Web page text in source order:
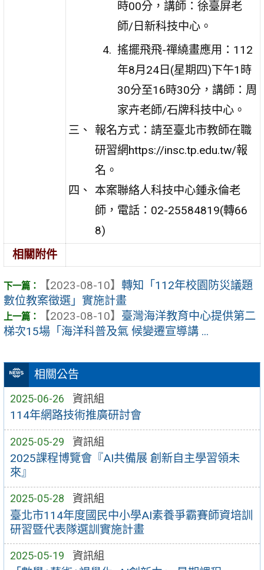
相關公告
2025-06-26 資訊組
114年網路技術推廣研討會
2025-05-29 資訊組
2025課程博覽會『AI共備展 創新自主學習領未
來』
2025-05-28 資訊組
臺北市114年度國民中小學AI素養爭霸賽師資培訓
研習暨代表隊選訓實施計畫
2025-05-19 資訊組
時00分，講師：徐臺屏老
師/日新科技中心。
搖擺飛飛-禪繞畫應用：112
年8月24日(星期四)下午1時
30分至16時30分，講師：周
家卉老師/石牌科技中心。
報名方式：請至臺北市教師在職
研習網https://insc.tp.edu.tw/報
名。
本案聯絡人科技中心鍾永倫老
師，電話：02-25584819(轉66
8)
相關附件
【2023-08-10】 轉知「112年校園防災議題
數位教案徵選」實施計畫
【2023-08-10】 臺灣海洋教育中心提供第二
梯次15場「海洋科普及氣 候變遷宣導講 ...